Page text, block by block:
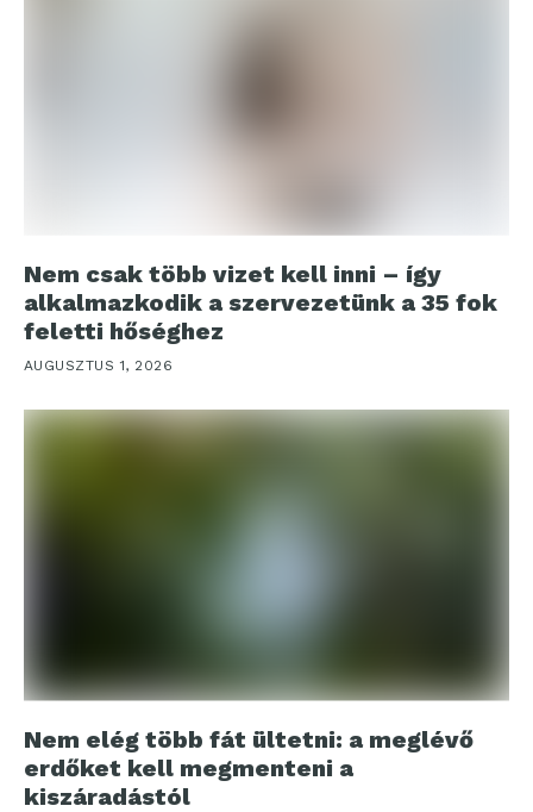
Nem csak több vizet kell inni – így
alkalmazkodik a szervezetünk a 35 fok
feletti hőséghez
AUGUSZTUS 1, 2026
Nem elég több fát ültetni: a meglévő
erdőket kell megmenteni a
kiszáradástól